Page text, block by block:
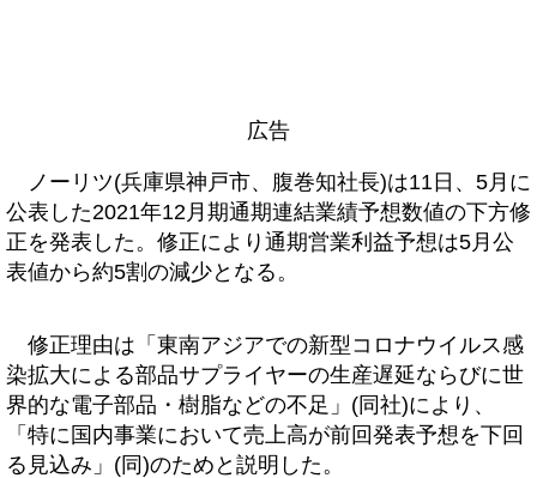
広告
ノーリツ(兵庫県神戸市、腹巻知社長)は11日、5月に
公表した2021年12月期通期連結業績予想数値の下方修
正を発表した。修正により通期営業利益予想は5月公
表値から約5割の減少となる。
修正理由は「東南アジアでの新型コロナウイルス感
染拡大による部品サプライヤーの生産遅延ならびに世
界的な電子部品・樹脂などの不足」(同社)により、
「特に国内事業において売上高が前回発表予想を下回
る見込み」(同)のためと説明した。